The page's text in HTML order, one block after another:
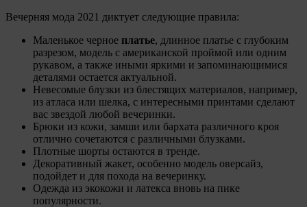
Вечерняя мода 2021 диктует следующие правила:
Маленькое черное платье, длинное платье с глубоким
разрезом, модель с американской проймой или одним
рукавом, а также иными яркими и запоминающимися
деталями остается актуальной.
Невесомые блузки из блестящих материалов, например,
из атласа или шелка, с интересными принтами сделают
вас звездой любой вечеринки.
Брюки из кожи, замши или бархата различного кроя
отлично сочетаются с различными блузками.
Плотные шорты остаются в тренде.
Декоративный жакет, особенно модель оверсайз,
подойдет и для похода на вечеринку.
Одежда из экокожи и латекса вновь на пике
популярности.